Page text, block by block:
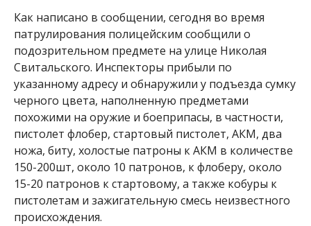
Как написано в сообщении, сегодня во время
патрулирования полицейским сообщили о
подозрительном предмете на улице Николая
Свитальского. Инспекторы прибыли по
указанному адресу и обнаружили у подъезда сумку
черного цвета, наполненную предметами
похожими на оружие и боеприпасы, в частности,
пистолет флобер, стартовый пистолет, АКМ, два
ножа, биту, холостые патроны к АКМ в количестве
150-200шт, около 10 патронов, к флоберу, около
15-20 патронов к стартовому, а также кобуры к
пистолетам и зажигательную смесь неизвестного
происхождения.